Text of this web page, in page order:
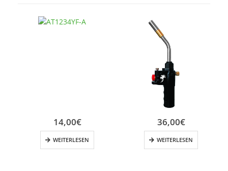
14,00€
WEITERLESEN
36,00€
WEITERLESEN